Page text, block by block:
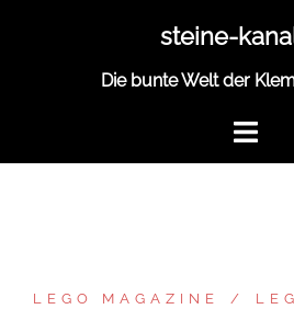
steine-
Die bunte Welt der
LEGO MAGAZINE